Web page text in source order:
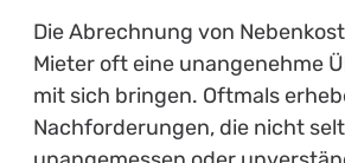
Die Abrechnung von
Mieter oft eine unangenehme
mit sich bringen. Oftmals
Nachforderungen, die nicht